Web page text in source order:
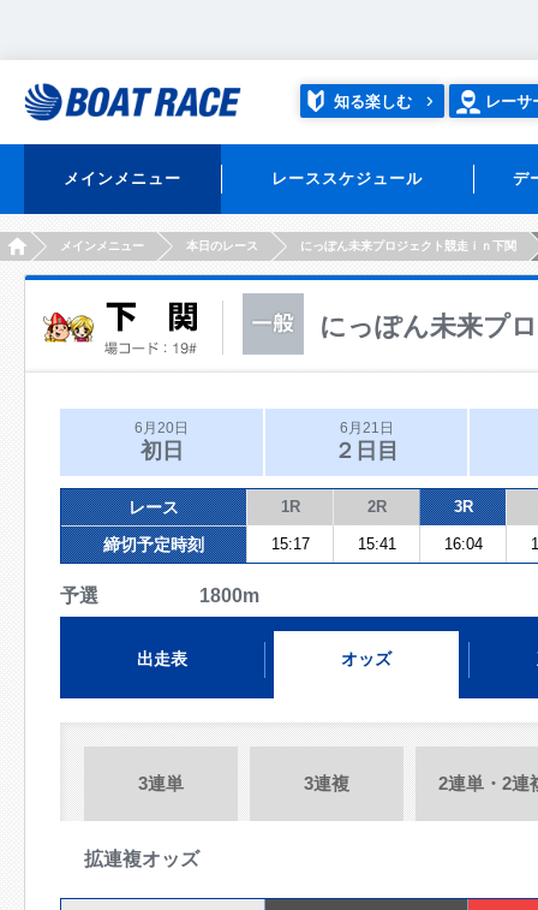
知る楽しむ レーサ
メインメニュー レーススケジュール デ
HOMEメインメニュー 本日のレース にっぽん未来プロジェクト競走ｉｎ下関
にっぽん未来プ
6月20日
初日
6月21日
２日目
レース 1R 2R 3R
締切予定時刻 15:17 15:41 16:04
予選 1800m
出走表 オッズ
3連単 3連複 2連単・2連
拡連複オッズ